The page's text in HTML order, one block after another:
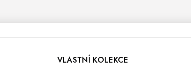
VLASTNÍ KOLEKCE